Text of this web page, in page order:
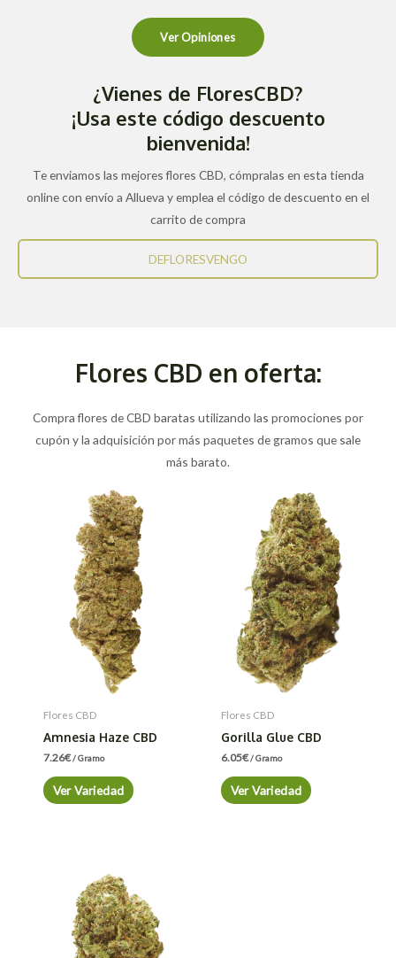
Ver Opiniones
¿Vienes de FloresCBD?
¡Usa este código descuento
bienvenida!
Te enviamos las mejores flores CBD, cómpralas en esta tienda
online con envío a Allueva y emplea el código de descuento en el
carrito de compra
DEFLORESVENGO
Flores CBD en oferta:
Compra flores de CBD baratas utilizando las promociones por
cupón y la adquisición por más paquetes de gramos que sale
más barato.
Flores CBD
Amnesia Haze CBD
7.26€/ Gramo
Ver Variedad
Flores CBD
Gorilla Glue CBD
6.05€/ Gramo
Ver Variedad